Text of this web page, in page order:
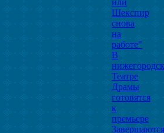
Шекспир
снова
на
работе"
В
Театре
Драмы
готовятся
к
премьере
Завершаются